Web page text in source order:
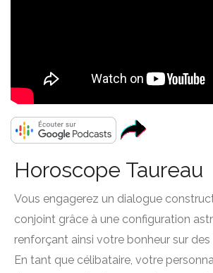
Horoscope Taureau
Vous engagerez un dialogue
conjoint grâce à une configuration
renforçant ainsi votre bonheur sur des
En tant que célibataire, votre